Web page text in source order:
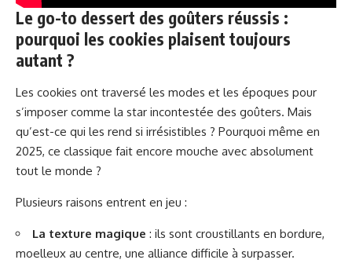
Le go-to dessert des goûters réussis :
pourquoi les cookies plaisent toujours
autant ?
Les cookies ont traversé les modes et les époques pour
s’imposer comme la star incontestée des goûters. Mais
qu’est-ce qui les rend si irrésistibles ? Pourquoi même en
2025, ce classique fait encore mouche avec absolument
tout le monde ?
Plusieurs raisons entrent en jeu :
La texture magique : ils sont croustillants en bordure,
moelleux au centre, une alliance difficile à surpasser.